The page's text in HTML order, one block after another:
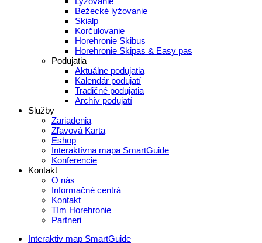
Bežecké lyžovanie
Skialp
Korčulovanie
Horehronie Skibus
Horehronie Skipas & Easy pas
Podujatia
Aktuálne podujatia
Kalendár podujatí
Tradičné podujatia
Archív podujatí
Služby
Zariadenia
Zľavová Karta
Eshop
Interaktívna mapa SmartGuide
Konferencie
Kontakt
O nás
Informačné centrá
Kontakt
Tím Horehronie
Partneri
Interaktiv map SmartGuide